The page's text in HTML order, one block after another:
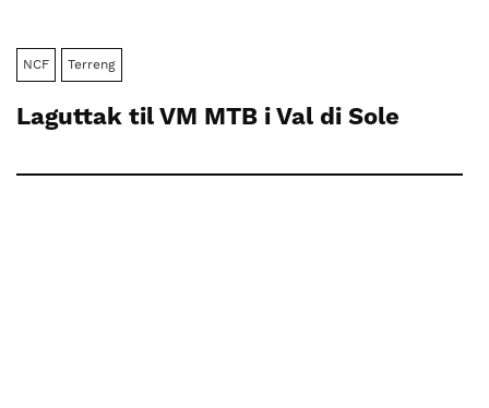
NCF Terreng
Laguttak til VM MTB i Val di Sole